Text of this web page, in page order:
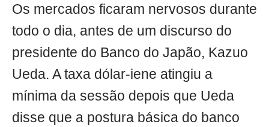
Os mercados ficaram nervosos durante
todo o dia, antes de um discurso do
presidente do Banco do Japão, Kazuo
Ueda. A taxa dólar-iene atingiu a
mínima da sessão depois que Ueda
disse que a postura básica do banco